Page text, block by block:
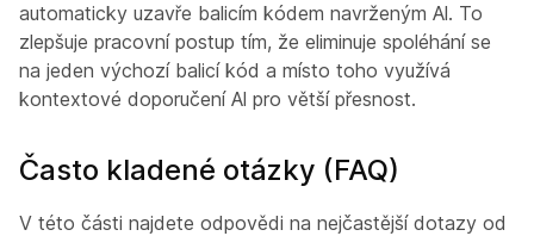
automaticky uzavře balicím kódem navrženým Al. To
zlepšuje pracovní postup tím, že eliminuje spoléhání se
na jeden výchozí balicí kód a místo toho využívá
kontextové doporučení Al pro větší přesnost.
Často kladené otázky (FAQ)
V této části najdete odpovědi na nejčastější dotazy od